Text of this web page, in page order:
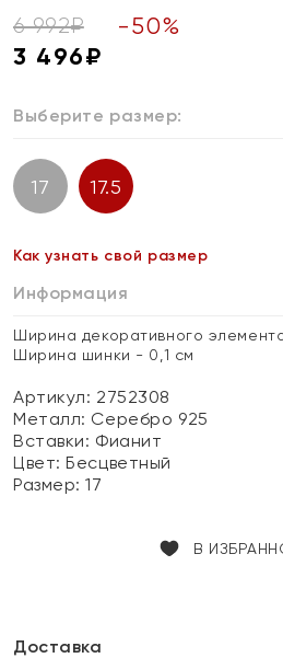
6 992₽ -50%
3 496₽
Выберите размер:
17 17.5
Как узнать свой размер
Информация
Ширина декоративного
Ширина шинки - 0,1 см
Артикул: 2752308
Металл: Серебро 925
Вставки: Фианит
Цвет:Бесцветный
Размер:17
В
Доставка